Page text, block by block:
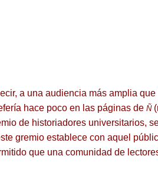
a una audiencia más amplia que
hace poco en las páginas de Ñ
de historiadores universitarios,
gremio establece con aquel
que una comunidad de